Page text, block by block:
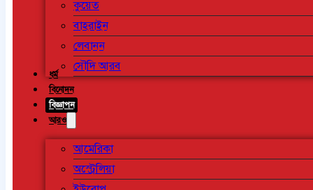
কুয়েত
বাহরাইন
লেবানন
সৌদি আরব
ধর্ম
বিনোদন
বিজ্ঞাপন
আরও
আমেরিকা
অস্ট্রেলিয়া